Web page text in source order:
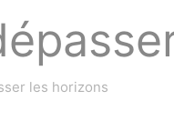
les horizons